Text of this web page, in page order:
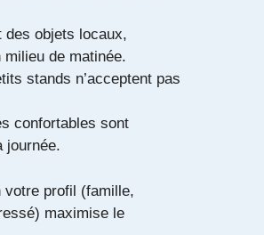
des objets locaux,
milieu de matinée.
stands n’acceptent pas
confortables sont
journée.
votre profil (famille,
maximise le